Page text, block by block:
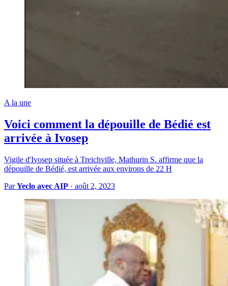
A la une
Voici comment la dépouille de Bédié est
arrivée à Ivosep
Vigile d'Ivosep située à Treichville, Mathurin S. affirme que la
dépouille de Bédié, est arrivée aux environs de 22 H
ParYeclo avec AIP · août 2, 2023